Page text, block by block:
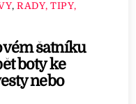
, RADY, TIPY,
šatníku
boty ke
nebo